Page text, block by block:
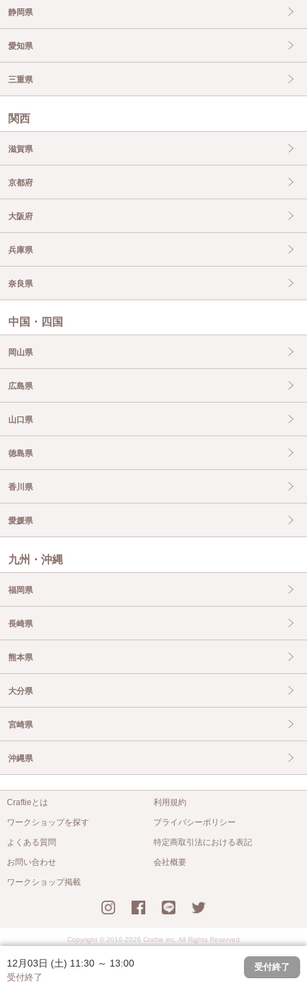
12月03日 (土) 11:30 ～ 13:00
受付終了
受付終了
静岡県
愛知県
三重県
関西
滋賀県
京都府
大阪府
兵庫県
奈良県
中国・四国
岡山県
広島県
山口県
徳島県
香川県
愛媛県
九州・沖縄
福岡県
長崎県
熊本県
大分県
宮崎県
沖縄県
Craftieとは
ワークショップを探す
よくある質問
お問い合わせ
ワークショップ掲載
利用規約
プライバシーポリシー
特定商取引法における表記
会社概要
Copyright © 2016-2026 Craftie inc. All Rights Reserved